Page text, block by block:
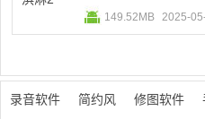
149.52MB 2025-
录音软件 简约风 修图软件